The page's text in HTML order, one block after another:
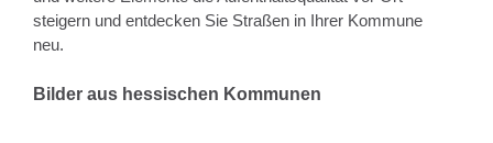
steigern und entdecken Sie Straßen in Ihrer Kommune
neu.
Bilder aus hessischen Kommunen